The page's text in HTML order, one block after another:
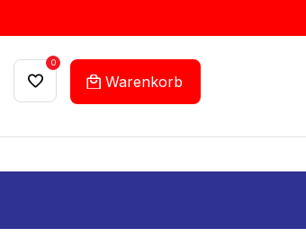
0
Warenkorb